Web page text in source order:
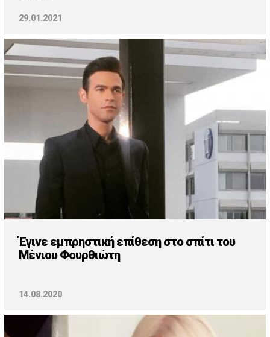
29.01.2021
Έγινε εμπρηστική επίθεση στο σπίτι του
Μένιου Φουρθιώτη
14.08.2020